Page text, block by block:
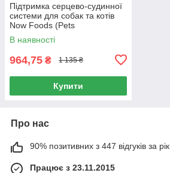
Підтримка серцево-судинної
системи для собак та котів
Now Foods (Pets
Cardiovascular Support for
Dog & Cats) 127 г
В наявності
964,75 ₴ 1 135 ₴
Купити
Про нас
90% позитивних з 447 відгуків за рік
Працює з 23.11.2015